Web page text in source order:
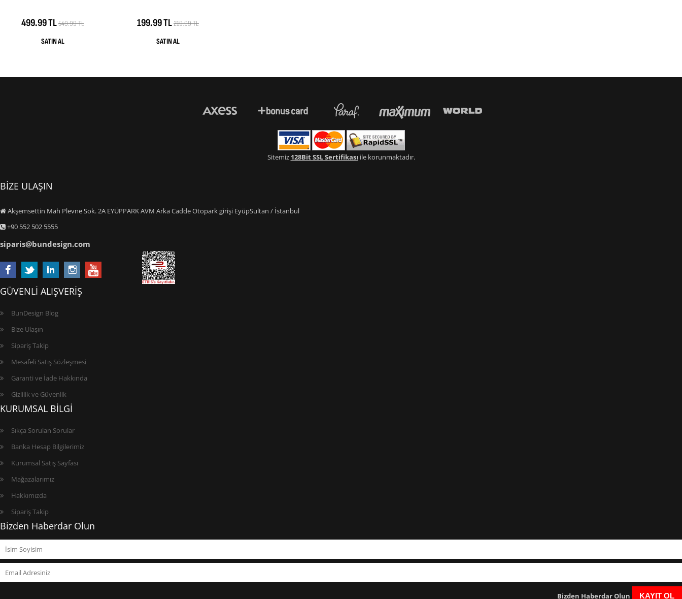
499.99 TL549.99 TL 199.99 TL219.99 TL
Sitemiz 128Bit SSL Sertifikası ile korunmaktadır.
BİZE ULAŞIN
Akşemsettin Mah Plevne Sok. 2A EYÜPPARK AVM Arka Cadde Otopark girişi EyüpSultan / İstanbul
+90 552 502 5555
siparis@bundesign.com
GÜVENLİ ALIŞVERİŞ
BunDesign Blog
Bize Ulaşın
Sipariş Takip
Mesafeli Satış Sözleşmesi
Garanti ve İade Hakkında
Gizlilik ve Güvenlik
KURUMSAL BİLGİ
Sıkça Sorulan Sorular
Banka Hesap Bilgilerimiz
Kurumsal Satış Sayfası
Mağazalarımız
Hakkımızda
Sipariş Takip
Bizden Haberdar Olun
Bizden Haberdar Olun KAYIT OL